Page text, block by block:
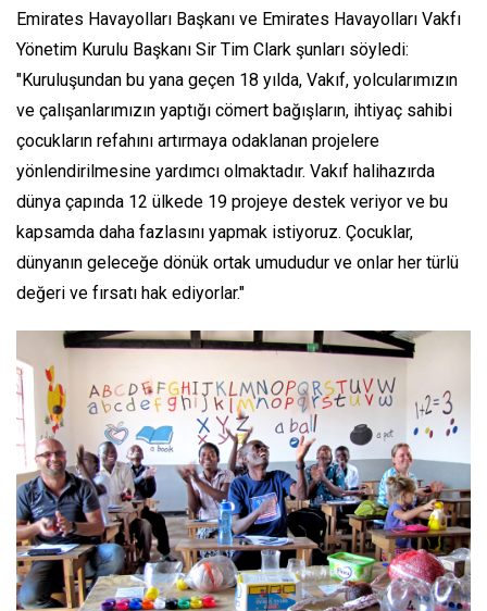
Emirates Havayolları Başkanı ve Emirates Havayolları Vakfı
Yönetim Kurulu Başkanı Sir Tim Clark şunları söyledi:
"Kuruluşundan bu yana geçen 18 yılda, Vakıf, yolcularımızın
ve çalışanlarımızın yaptığı cömert bağışların, ihtiyaç sahibi
çocukların refahını artırmaya odaklanan projelere
yönlendirilmesine yardımcı olmaktadır. Vakıf halihazırda
dünya çapında 12 ülkede 19 projeye destek veriyor ve bu
kapsamda daha fazlasını yapmak istiyoruz. Çocuklar,
dünyanın geleceğe dönük ortak umududur ve onlar her türlü
değeri ve fırsatı hak ediyorlar."